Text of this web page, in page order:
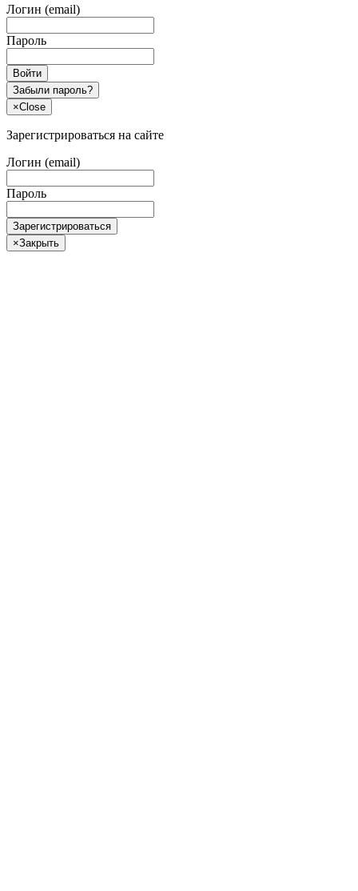
Логин (email)
Пароль
Войти
Забыли пароль?
×Close
Зарегистрироваться на сайте
Логин (email)
Пароль
Зарегистрироваться
×Закрыть